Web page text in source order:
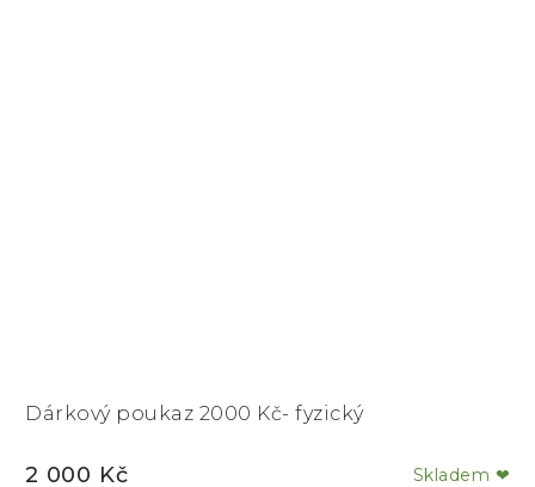
Dárkový poukaz 2000 Kč- fyzický
Skladem ❤
2 000 Kč